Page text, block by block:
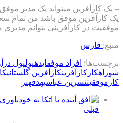
موفقیت در کارآفرینی بتوانم
منبع: فارس
برچسب‌ها: افراد موفقایدهپولپول
شوراهکار کارآفرینکارآفرین گلستانی
کار موفقیتنسرین عباسیهدفهنر
قبلی